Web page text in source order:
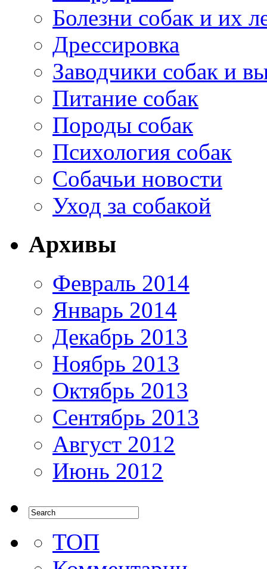
Болезни собак и их
Дрессировка
Заводчики собак и
Питание собак
Породы собак
Психология собак
Собачьи новости
Уход за собакой
Архивы
Февраль 2014
Январь 2014
Декабрь 2013
Ноябрь 2013
Октябрь 2013
Сентябрь 2013
Август 2012
Июнь 2012
ТОП